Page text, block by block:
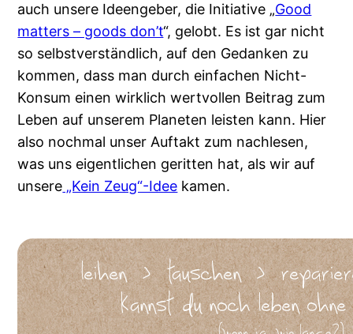
auch unsere Ideengeber, die Initiative „Good
matters – goods don’t“, gelobt. Es ist gar nicht
so selbstverständlich, auf den Gedanken zu
kommen, dass man durch einfachen Nicht-
Konsum einen wirklich wertvollen Beitrag zum
Leben auf unserem Planeten leisten kann. Hier
also nochmal unser Auftakt zum nachlesen,
was uns eigentlichen geritten hat, als wir auf
unsere „Kein Zeug“-Idee kamen.